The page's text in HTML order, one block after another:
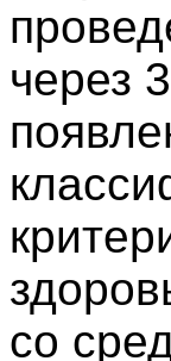
через
со